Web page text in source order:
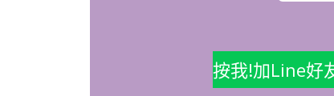
按我!加Line好